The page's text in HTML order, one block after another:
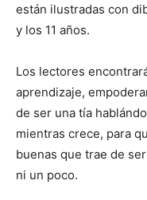
están ilustradas con
y los 11 años.
Los lectores
aprendizaje,
de ser una tía
mientras crece, para
buenas que trae de
ni un poco.